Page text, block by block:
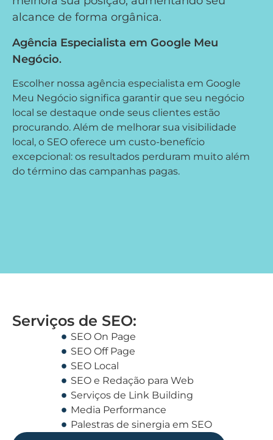
alcance de forma orgânica.
Agência Especialista em Google Meu
Negócio.
Escolher nossa agência especialista em Google
Meu Negócio significa garantir que seu negócio
local se destaque onde seus clientes estão
procurando. Além de melhorar sua visibilidade
local, o SEO oferece um custo-benefício
excepcional: os resultados perduram muito além
do término das campanhas pagas.
Serviços de SEO:
SEO On Page
SEO Off Page
SEO Local
SEO e Redação para Web
Serviços de Link Building
Media Performance
Palestras de sinergia em SEO